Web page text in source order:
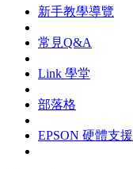
新手教學導覽
常見Q&A
Link 學堂
部落格
EPSON 硬體支援